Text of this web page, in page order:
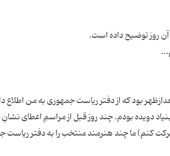
21 اردی‌بهشت ماه 1392 ساعت 3 بعدازظهر بود که از دفتر ریاست جمهوری
کنم) ما چند هنرمند منتخب را به دفتر ریاست